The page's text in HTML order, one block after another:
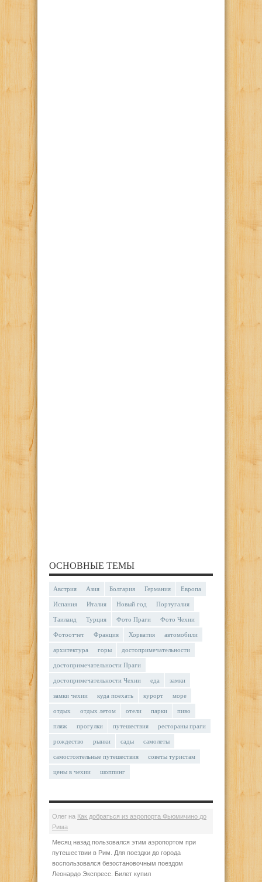
ОСНОВНЫЕ ТЕМЫ
Австрия Азия Болгария Германия Европа
Испания Италия Новый год Португалия
Таиланд Турция Фото Праги Фото Чехии
Фотоотчет Франция Хорватия автомобили
архитектура горы достопримечательности
достопримечательности Праги
достопримечательности Чехии еда замки
замки чехии куда поехать курорт море
отдых отдых летом отели парки пиво
пляж прогулки путешествия рестораны праги
рождество рынки сады самолеты
самостоятельные путешествия советы туристам
цены в чехии шоппинг
Олег на Как добраться из аэропорта Фьюмичино до
Рима
Месяц назад пользовался этим аэропортом при
путешествии в Рим. Для поездки до города
воспользовался безостановочным поездом
Леонардо Экспресс. Билет купил